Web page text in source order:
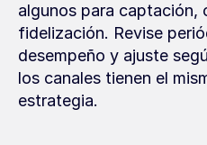
algunos para captación,
fidelización. Revise
desempeño y ajuste
los canales tienen el
estrategia.